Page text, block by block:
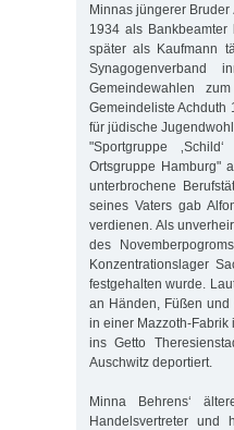
Minnas jüngerer Bruder
1934 als
später als Kaufmann
Synagogenverband
Gemeindewahlen
Gemeindeliste Achduth
für jüdische
"Sportgruppe
Ortsgruppe Hamburg"
unterbrochene
seines Vaters gab
verdienen. Als
des
Konzentrationslager
festgehalten wurde.
an Händen, Füßen
in einer Mazzoth-Fabrik
ins Getto
Auschwitz deportiert.
Minna Behrens‘
Handelsvertreter